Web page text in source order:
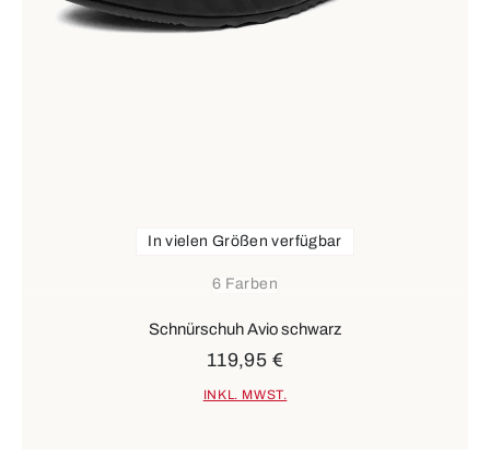
6 Farben
In vielen Größen verfügbar
Schnürschuh Avio schwarz
119,95 €
INKL. MWST.